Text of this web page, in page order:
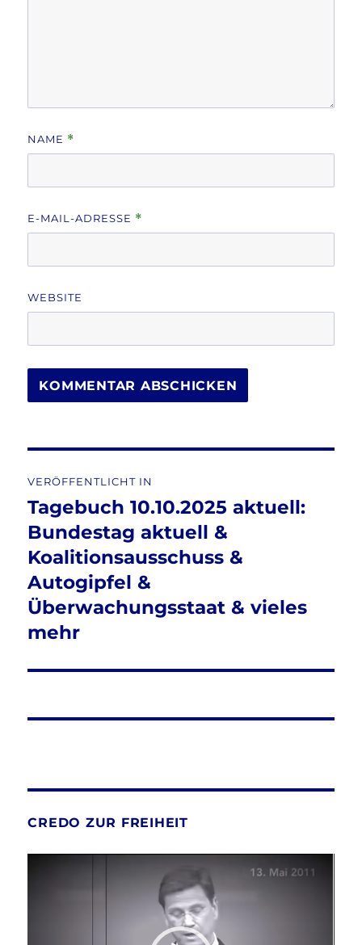
NAME *
E-MAIL-ADRESSE *
WEBSITE
VERÖFFENTLICHT IN
Tagebuch 10.10.2025 aktuell:
Bundestag aktuell &
Koalitionsausschuss &
Autogipfel &
Überwachungsstaat & vieles
mehr
CREDO ZUR FREIHEIT